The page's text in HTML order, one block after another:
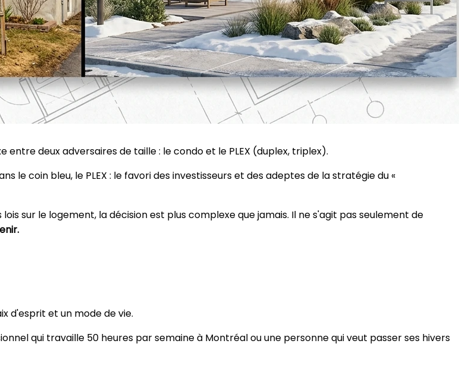
deux adversaires de taille : le condo et le PLEX (duplex, triplex).
le coin bleu, le PLEX : le favori des investisseurs et des adeptes de la stratégie du «
sur le logement, la décision est plus complexe que jamais. Il ne s'agit pas seulement de
d'esprit et un mode de vie.
qui travaille 50 heures par semaine à Montréal ou une personne qui veut passer ses hivers